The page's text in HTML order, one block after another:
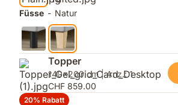
Füsse - Natur
Topper
140x200 cm | Anz.: 1
CHF 859.00
20% Rabatt